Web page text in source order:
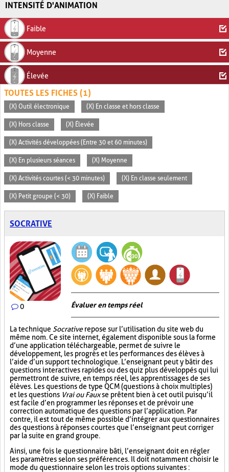
INTENSITÉ D'ANIMATION
Faible
Moyenne
Élevée
TOUTES LES FICHES (1)
(X) Outil électronique (X) En classe et hors classe
(X) Hors classe (X) Élevée
(X) Activités développées (Entre 30 et 60 minutes)
(X) En plusieurs séances (X) Moyenne
(X) Activités courtes (< 30 minutes) (X) En classe seulement
(X) Petit groupe (< 30) (X) Faible
SOCRATIVE
0 Évaluer en temps réel
La technique Socrativerepose sur l’utilisation du site web du
même nom. Ce site internet, également disponible sous la forme
d’une application téléchargeable, permet de suivre le
développement, les progrès et les performances des élèves à
l’aide d’un support technologique. L’enseignant peut y bâtir des
questions interactives rapides ou des quiz plus développés qui lui
permettront de suivre, en temps réel, les apprentissages de ses
élèves. Les questions de type QCM (questions à choix multiples)
et les questions Vrai ou Fauxse prêtent bien à cet outil puisqu’il
est facile d’en programmer les réponses et de prévoir une
correction automatique des questions par l’application. Par
contre, il est tout de même possible d’intégrer aux questionnaires
des questions à réponses courtes que l’enseignant peut corriger
par la suite en grand groupe.
Ainsi, une fois le questionnaire bâti, l’enseignant doit en régler
les paramètres selon ses préférences. Il doit notamment choisir le
mode du questionnaire selon les trois options suivantes :